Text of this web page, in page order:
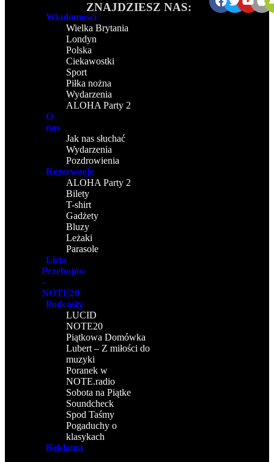
Wiadomości
Wielka Brytania
Londyn
Polska
Ciekawostki
Sport
Piłka nożna
Wydarzenia
ALOHA Party 2
O
nas
Jak nas słuchać
Wydarzenia
Pozdrowienia
Rezerwacje
ALOHA Party 2
Bilety
T-shirt
Gadżety
Bluzy
Leżaki
Parasole
Lista
Przebojów
–
NOTE20
Podcasty
LUCID
NOTE20
Piątkowa Domówka
Lubert – Z miłości do
muzyki
Poranek w
NOTE.radio
Sobota na Piątke
Soundcheck
Spod Taśmy
Pogaduchy o
klasykach
Reklama
ZNAJDZIESZ NAS: